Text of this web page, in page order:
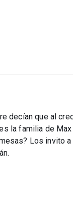
decían que al
la familia de
Los invito